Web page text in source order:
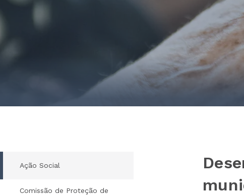
Ação Social
Comissão de Proteção de